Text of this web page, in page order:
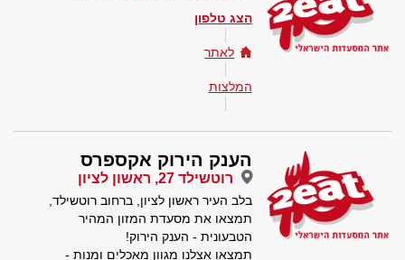
הצג טלפון
לאתר
המלצות
הענק הירוק אקספרס
רוטשילד 27, ראשון לציון
בלב העיר ראשון לציון, ברחוב רוטשילד,
תמצאו את מסעדת המזון המהיר
הטבעונית - הענק הירוק!
תמצאו אצלנו מגוון מאכלים ומנות -